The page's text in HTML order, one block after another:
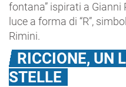
fontana” ispirati a Gianni
luce a forma di “R”,
Rimini.
RICCIONE, UN
STELLE